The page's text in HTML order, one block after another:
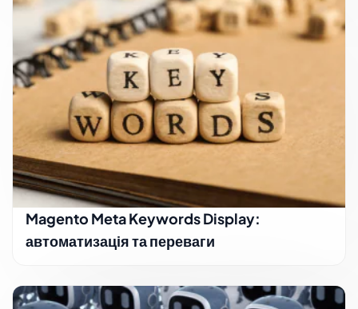
Magento Meta Keywords Display:
автоматизація та переваги